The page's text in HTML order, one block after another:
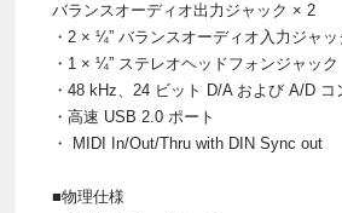
バランスオーディオ出力ジャック × 2
・2 × ¼” バランスオーディオ入力ジャッ
・1 × ¼” ステレオヘッドフォンジャック
・48 kHz、24 ビット D/A および A/D コ
・高速 USB 2.0 ポート
・ MIDI In/Out/Thru with DIN Sync out
■物理仕様